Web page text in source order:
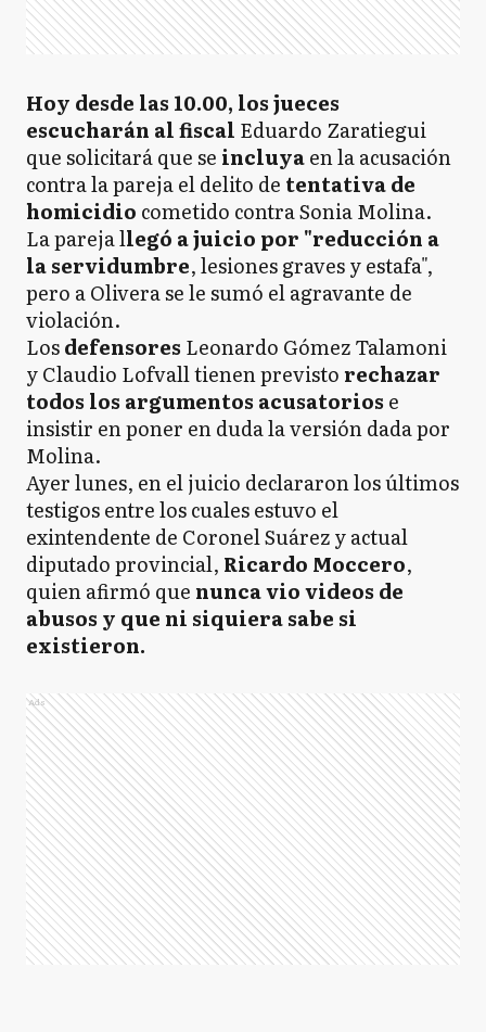
Hoy desde las 10.00, los jueces
escucharán al fiscal Eduardo Zaratiegui
que solicitará que se incluyaen la acusación
contra la pareja el delito de tentativa de
homicidio cometido contra Sonia Molina.
La pareja llegó a juicio por "reducción a
la servidumbre, lesiones graves y estafa",
pero a Olivera se le sumó el agravante de
violación.
Losdefensores Leonardo Gómez Talamoni
y Claudio Lofvall tienen previsto rechazar
todos los argumentos acusatorios e
insistir en poner en duda la versión dada por
Molina.
Ayer lunes, en el juicio declararon los últimos
testigos entre los cuales estuvo el
exintendente de Coronel Suárez y actual
diputado provincial, Ricardo Moccero,
quien afirmó que nunca vio videos de
abusos y que ni siquiera sabe si
existieron.
Ads